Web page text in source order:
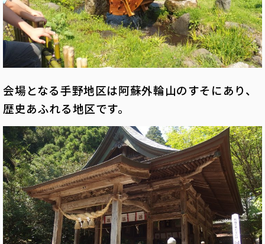
会場となる手野地区は阿蘇外輪山のすそにあり、
歴史あふれる地区です。